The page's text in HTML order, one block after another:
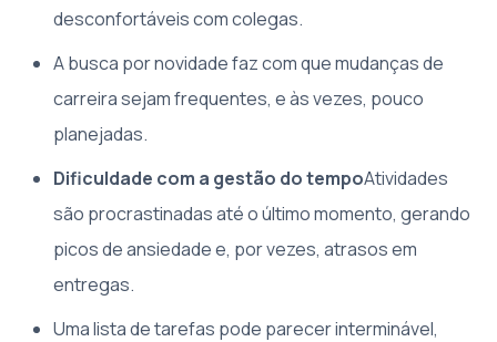
desconfortáveis com colegas.
A busca por novidade faz com que mudanças de
carreira sejam frequentes, e às vezes, pouco
planejadas.
Dificuldade com a gestão do tempoAtividades
são procrastinadas até o último momento, gerando
picos de ansiedade e, por vezes, atrasos em
entregas.
Uma lista de tarefas pode parecer interminável,